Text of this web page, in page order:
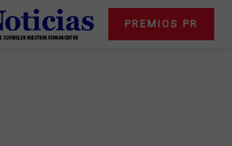
PREMIOS PR